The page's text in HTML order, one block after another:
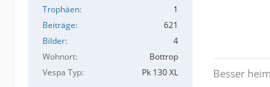
Trophäen
1
Beiträge
621
Bilder
4
Wohnort
Bottrop
Vespa Typ
Pk 130 XL Besser